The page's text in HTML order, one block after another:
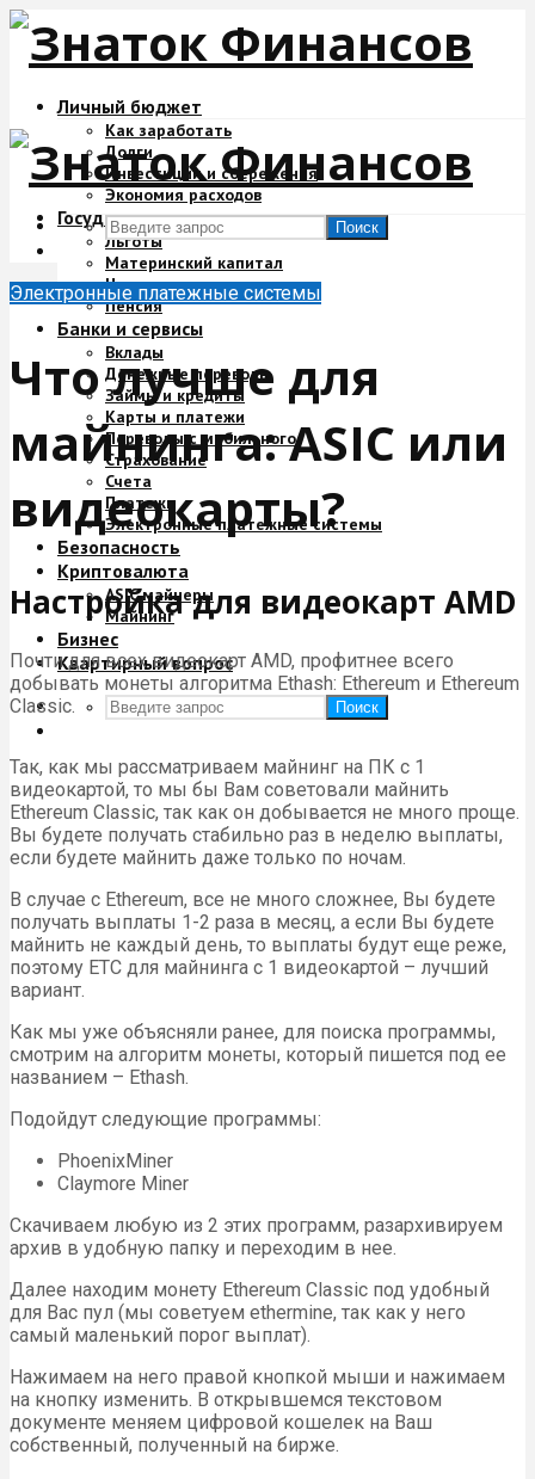
Личный бюджет
Как заработать
Долги
Инвестиции и сбережения
Экономия расходов
Государство и деньги
Льготы
Материнский капитал
Налоги
Пенсия
Банки и сервисы
Вклады
Денежные переводы
Займы и кредиты
Карты и платежи
Переводы с мобильного
Страхование
Счета
Платежи
Электронные платежные системы
Безопасность
Криптовалюта
ASIC майнеры
Майнинг
Бизнес
Квартирный вопрос
Поиск
Поиск
Электронные платежные системы
Что лучше для
майнинга: ASIC или
видеокарты?
Настройка для видеокарт AMD
Почти для всех видеокарт AMD, профитнее всего
добывать монеты алгоритма Ethash: Ethereum и Ethereum
Classic.
Так, как мы рассматриваем майнинг на ПК с 1
видеокартой, то мы бы Вам советовали майнить
Ethereum Classic, так как он добывается не много проще.
Вы будете получать стабильно раз в неделю выплаты,
если будете майнить даже только по ночам.
В случае с Ethereum, все не много сложнее, Вы будете
получать выплаты 1-2 раза в месяц, а если Вы будете
майнить не каждый день, то выплаты будут еще реже,
поэтому ETC для майнинга с 1 видеокартой – лучший
вариант.
Как мы уже объясняли ранее, для поиска программы,
смотрим на алгоритм монеты, который пишется под ее
названием – Ethash.
Подойдут следующие программы:
PhoenixMiner
Claymore Miner
Скачиваем любую из 2 этих программ, разархивируем
архив в удобную папку и переходим в нее.
Далее находим монету Ethereum Classic под удобный
для Вас пул (мы советуем ethermine, так как у него
самый маленький порог выплат).
Нажимаем на него правой кнопкой мыши и нажимаем
на кнопку изменить. В открывшемся текстовом
документе меняем цифровой кошелек на Ваш
собственный, полученный на бирже.